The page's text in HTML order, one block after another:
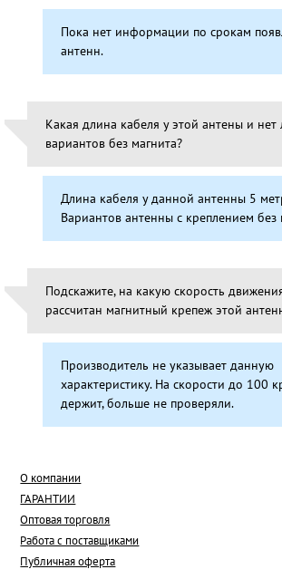
Пока нет информации по срокам
антенн.
Какая длина кабеля у этой антены и нет
вариантов без магнита?
Длина кабеля у данной антенны 5
Вариантов антенны с креплением без
Подскажите, на какую скорость
рассчитан магнитный крепеж этой
Производитель не указывает данную
характеристику. На скорости до 100
держит, больше не проверяли.
О компании
ГАРАНТИИ
Оптовая торговля
Работа с поставщиками
Публичная оферта